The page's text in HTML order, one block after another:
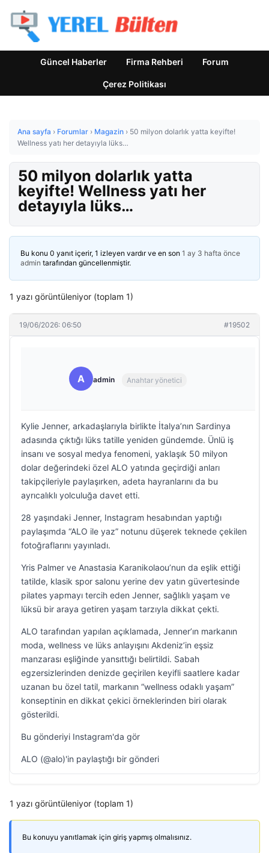
Güncel Haberler Firma Rehberi Forum
Çerez Politikası
Ana sayfa › Forumlar › Magazin › 50 milyon dolarlık yatta keyifte!
Wellness yatı her detayıyla lüks…
50 milyon dolarlık yatta
keyifte! Wellness yatı her
detayıyla lüks…
Bu konu 0 yanıt içerir, 1 izleyen vardır ve en son 1 ay 3 hafta önce
admin tarafından güncellenmiştir.
1 yazı görüntüleniyor (toplam 1)
19/06/2026: 06:50 #19502
A admin Anahtar yönetici
Kylie Jenner, arkadaşlarıyla birlikte İtalya’nın Sardinya
adasında çıktığı lüks tatille yeniden gündemde. Ünlü iş
insanı ve sosyal medya fenomeni, yaklaşık 50 milyon
dolar değerindeki özel ALO yatında geçirdiği anları
takipçileriyle paylaşırken, adeta hayranlarını da bu
ayrıcalıklı yolculuğa davet etti.
28 yaşındaki Jenner, Instagram hesabından yaptığı
paylaşımda “ALO ile yaz” notunu düşerek teknede çekilen
fotoğraflarını yayınladı.
Yris Palmer ve Anastasia Karanikolaou’nun da eşlik ettiği
tatilde, klasik spor salonu yerine dev yatın güvertesinde
pilates yapmayı tercih eden Jenner, sağlıklı yaşam ve
lüksü bir araya getiren yaşam tarzıyla dikkat çekti.
ALO tarafından yapılan açıklamada, Jenner’ın markanın
moda, wellness ve lüks anlayışını Akdeniz’in eşsiz
manzarası eşliğinde yansıttığı belirtildi. Sabah
egzersizlerinden denizde geçirilen keyifli saatlere kadar
uzanan bu özel tatil, markanın “wellness odaklı yaşam”
konseptinin en dikkat çekici örneklerinden biri olarak
gösterildi.
Bu gönderiyi Instagram'da gör
ALO (@alo)'in paylaştığı bir gönderi
1 yazı görüntüleniyor (toplam 1)
Bu konuyu yanıtlamak için giriş yapmış olmalısınız.